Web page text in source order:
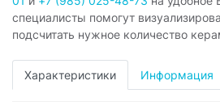
специалисты помогут
подсчитать нужное количество
Характеристики Информация